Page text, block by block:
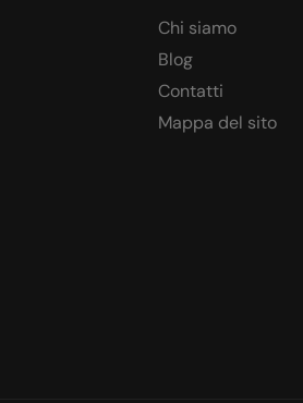
Chi siamo
Blog
Contatti
Mappa del sito